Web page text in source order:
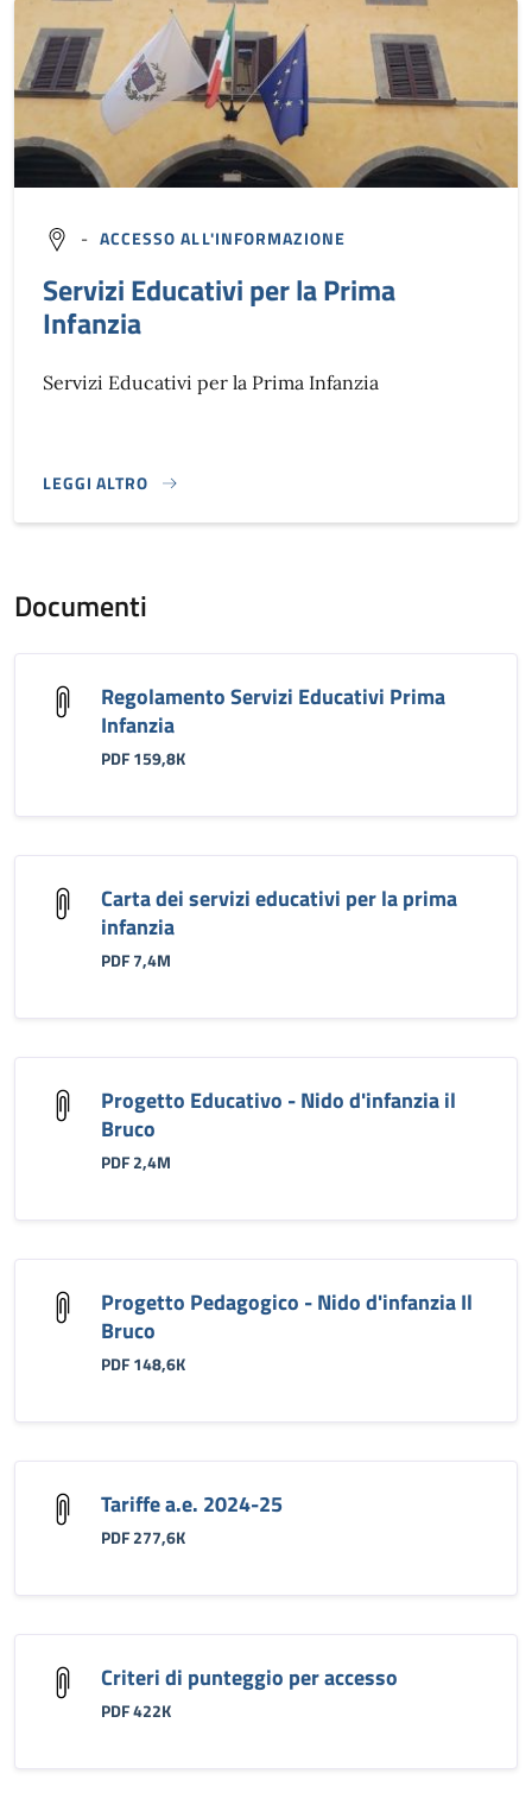
- ACCESSO ALL'INFORMAZIONE
Servizi Educativi per la Prima
Infanzia
Servizi Educativi per la Prima Infanzia
LEGGI ALTRO
}
Documenti
Regolamento Servizi Educativi Prima
Infanzia
PDF 159,8K
Carta dei servizi educativi per la prima
infanzia
PDF 7,4M
Progetto Educativo - Nido d'infanzia il
Bruco
PDF 2,4M
Progetto Pedagogico - Nido d'infanzia Il
Bruco
PDF 148,6K
Tariffe a.e. 2024-25
PDF 277,6K
Criteri di punteggio per accesso
PDF 422K